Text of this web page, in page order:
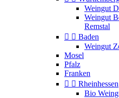
Weingut
Weingut
Remstal
  Baden
Weingut
Mosel
Pfalz
Franken
  Rheinhessen
Bio